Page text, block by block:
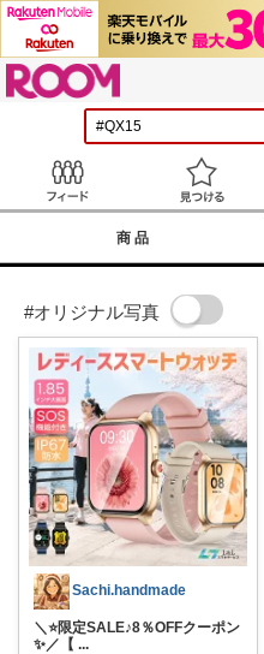
商品
#オリジナル写真
Sachi.handmade
＼⭐限定SALE♪8％OFFクーポン
✨／【 ...